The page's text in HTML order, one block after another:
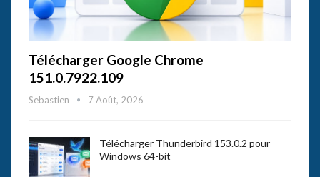
Télécharger Google Chrome
151.0.7922.109
Sebastien 7 Août, 2026
Télécharger Thunderbird 153.0.2 pour
Windows 64-bit